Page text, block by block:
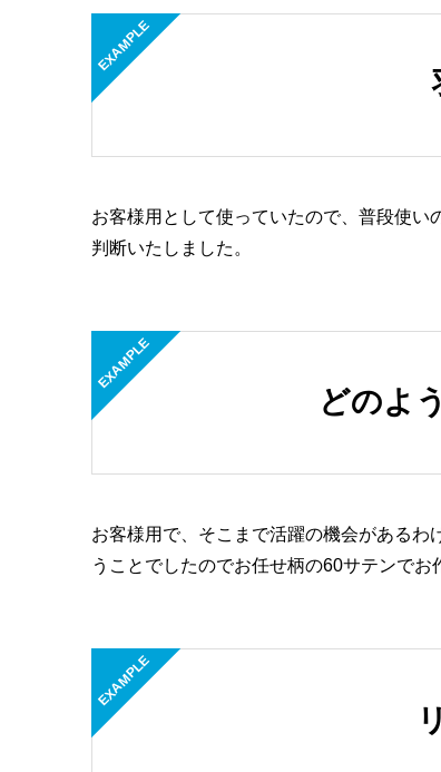
EXAMPLE
お客様用として使っていたので、普段使い
判断いたしました。
EXAMPLE
どのよ
お客様用で、そこまで活躍の機会がある
うことでしたのでお任せ柄の60サテンでお
EXAMPLE